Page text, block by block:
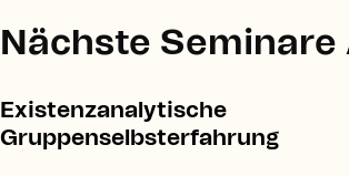
Nächste
Existenzanalytische
Gruppenselbsterfahrung